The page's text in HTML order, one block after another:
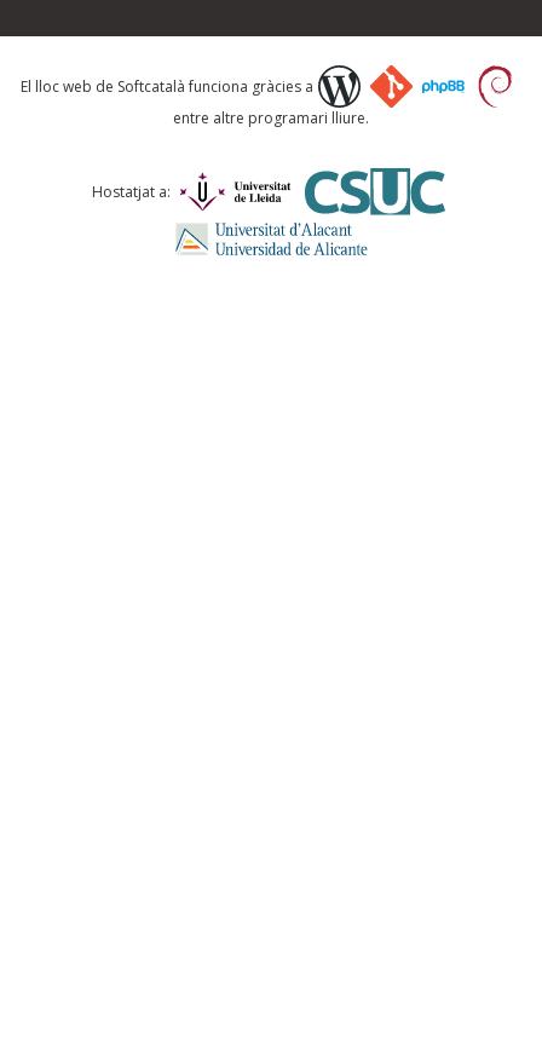
Què proposeu?
Comentari *
El lloc web de Softcatalà funciona gràcies a
entre altre programari lliure.
Hostatjat a: